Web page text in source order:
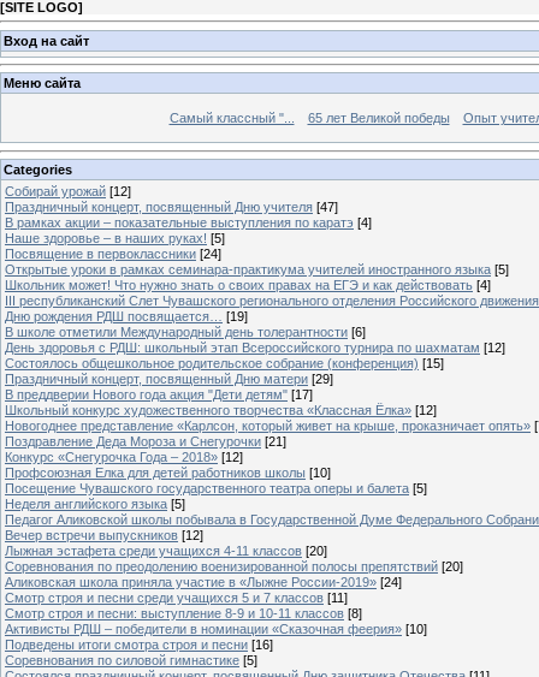
[SITE LOGO]
Вход на сайт
Меню сайта
Самый классный "... 65 лет Великой победы Опыт
Categories
Собирай урожай [12]
Праздничный концерт, посвященный Дню учителя [47]
В рамках акции – показательные выступления по каратэ [4]
Наше здоровье – в наших руках! [5]
Посвящение в первоклассники [24]
Открытые уроки в рамках семинара-практикума учителей иностранного языка [5]
Школьник может! Что нужно знать о своих правах на ЕГЭ и как действовать [4]
III республиканский Слет Чувашского регионального отделения Российского
Дню рождения РДШ посвящается…
[19]
В школе отметили Международный день толерантности [6]
День здоровья с РДШ: школьный этап Всероссийского турнира по шахматам [12]
Состоялось общешкольное родительское собрание (конференция) [15]
Праздничный концерт, посвященный Дню матери [29]
В преддверии Нового года акция "Дети детям" [17]
Школьный конкурс художественного творчества «Классная Ёлка» [12]
Новогоднее представление «Карлсон, который живет на крыше, проказничает опять»
Поздравление Деда Мороза и Снегурочки [21]
Конкурс «Снегурочка Года – 2018» [12]
Профсоюзная Елка для детей работников школы [10]
Посещение Чувашского государственного театра оперы и балета [5]
Неделя английского языка [5]
Педагог Аликовской школы побывала в Государственной Думе Федерального
Вечер встречи выпускников [12]
Лыжная эстафета среди учащихся 4-11 классов [20]
Cоревнования по преодолению военизированной полосы препятствий [20]
Аликовская школа приняла участие в «Лыжне России-2019» [24]
Смотр строя и песни среди учащихся 5 и 7 классов [11]
Смотр строя и песни: выступление 8-9 и 10-11 классов [8]
Активисты РДШ – победители в номинации «Сказочная феерия» [10]
Подведены итоги смотра строя и песни [16]
Соревнования по силовой гимнастике [5]